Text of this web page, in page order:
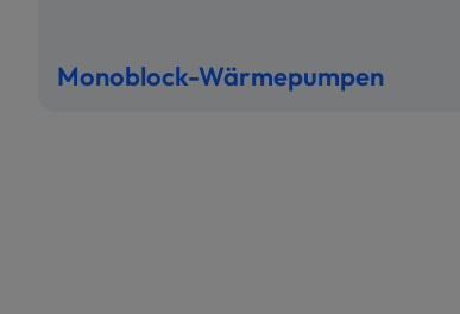
Monoblock-Wärmepumpen